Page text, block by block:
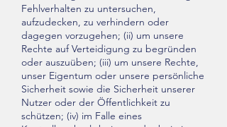
Fehlverhalten zu untersuchen,
aufzudecken, zu verhindern oder
dagegen vorzugehen; (ii) um unsere
Rechte auf Verteidigung zu begründen
oder auszuüben; (iii) um unsere Rechte,
unser Eigentum oder unsere persönliche
Sicherheit sowie die Sicherheit unserer
Nutzer oder der Öffentlichkeit zu
schützen; (iv) im Falle eines